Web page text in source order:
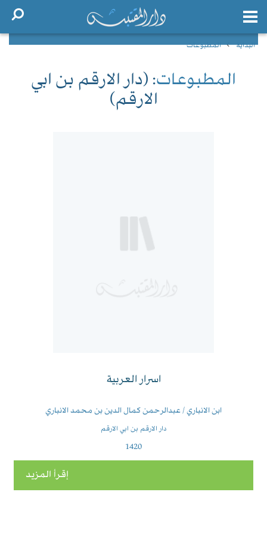
البداية المطبوعات
المطبوعات: (دار الارقم بن ابي
الارقم)
اسرار العربية
ابن الانباري / عبدالرحمن كمال الدين بن محمد الانباري
دار الارقم بن ابي الارقم
1420
إقرأ المزيد